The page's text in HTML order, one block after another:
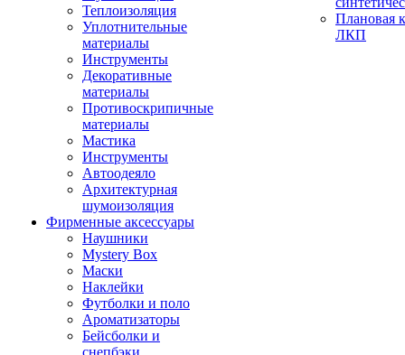
Теплоизоляция
Уплотнительные
материалы
Инструменты
Декоративные
материалы
Противоскрипичные
материалы
Мастика
Инструменты
Автоодеяло
Архитектурная
шумоизоляция
Фирменные аксессуары
Наушники
Mystery Box
Маски
Наклейки
Футболки и поло
Ароматизаторы
Бейсболки и
снепбэки
Плановая
ЛКП